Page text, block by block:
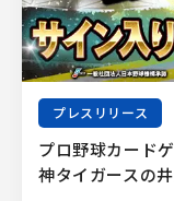
プレスリリース
プロ野球カード
神タイガースの